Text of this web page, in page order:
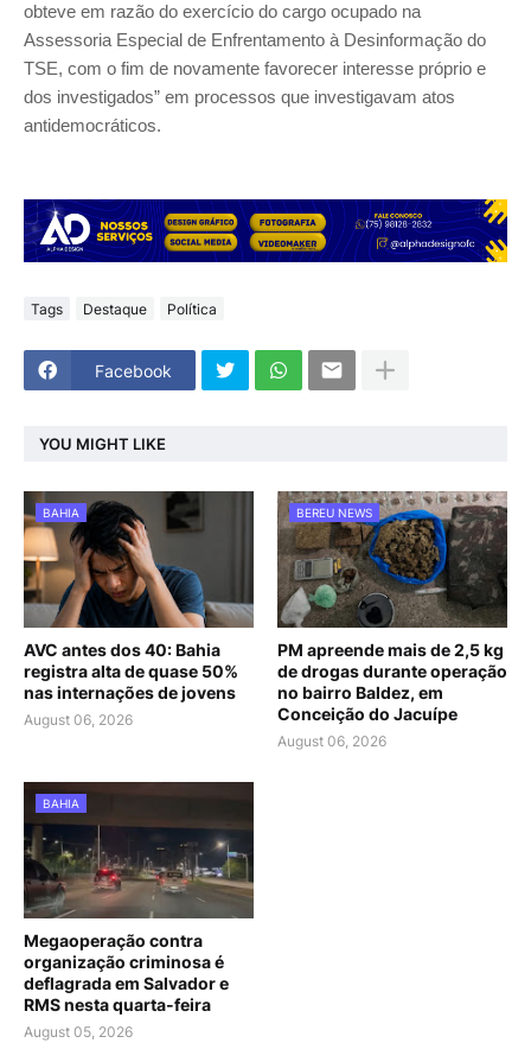
obteve em razão do exercício do cargo ocupado na
Assessoria Especial de Enfrentamento à Desinformação do
TSE, com o fim de novamente favorecer interesse próprio e
dos investigados” em processos que investigavam atos
antidemocráticos.
Tags Destaque Política
Facebook
YOU MIGHT LIKE
BAHIA
AVC antes dos 40: Bahia
registra alta de quase 50%
nas internações de jovens
August 06, 2026
BEREU NEWS
PM apreende mais de 2,5 kg
de drogas durante operação
no bairro Baldez, em
Conceição do Jacuípe
August 06, 2026
BAHIA
Megaoperação contra
organização criminosa é
deflagrada em Salvador e
RMS nesta quarta-feira
August 05, 2026